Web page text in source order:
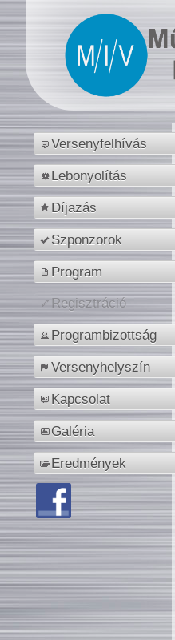
Versenyfelhívás
Lebonyolítás
Díjazás
Szponzorok
Program
Regisztráció
Programbizottság
Versenyhelyszín
Kapcsolat
Galéria
Eredmények